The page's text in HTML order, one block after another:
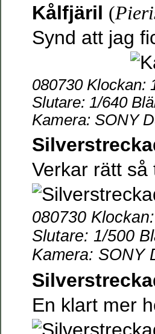
Kålfjäril (
Synd att jag
080730 Klockan:
Slutare: 1/640
Kamera: SONY
Verkar rätt så
080730
Slutare: 1/500
Kamera: SONY
En klart mer